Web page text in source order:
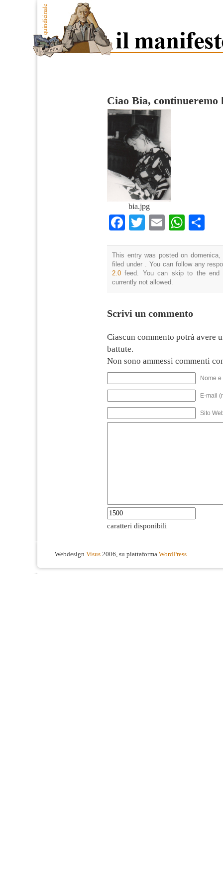
Ciao Bia, continueremo
bia.jpg
Facebook
TwitterEmail
This entry was posted on
filed under . You can follow any
2.0 feed. You can skip to the end
currently not allowed.
Scrivi un commento
Ciascun commento potrà avere
battute.
Non sono ammessi commenti
Nome
E-mail
Sito
caratteri disponibili
Webdesign Visus 2006, su piattaforma WordPress